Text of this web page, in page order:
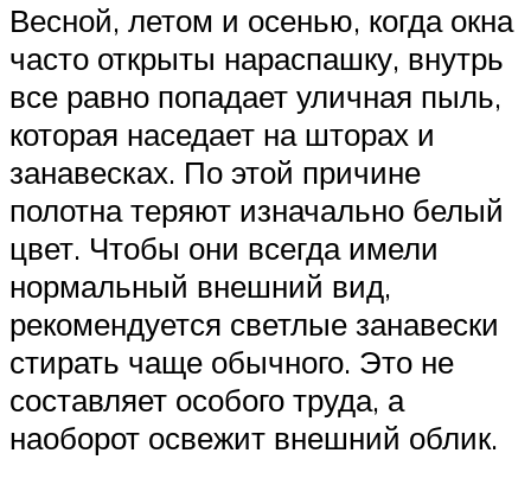
Весной, летом и осенью, когда окна
часто открыты нараспашку, внутрь
все равно попадает уличная пыль,
которая наседает на шторах и
занавесках. По этой причине
полотна теряют изначально белый
цвет. Чтобы они всегда имели
нормальный внешний вид,
рекомендуется светлые занавески
стирать чаще обычного. Это не
составляет особого труда, а
наоборот освежит внешний облик.